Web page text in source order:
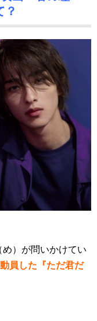
？
）が問いかけてい
員した『ただ君だ